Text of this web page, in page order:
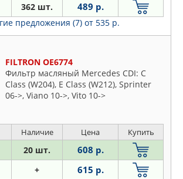
362 шт. 489 р.
предложения (7) от 535 р.
FILTRON OE6774
Фильтр масляный Mercedes CDI: C
Class (W204), E Class (W212), Sprinter
06->, Viano 10->, Vito 10->
Наличие Цена Купить
20 шт. 608 р.
+ 615 р.